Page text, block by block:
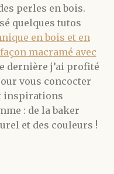
perles en bois.
quelques tutos
en bois et en
macramé avec
dernière j’ai profité
vous concocter
inspirations
: de la baker
et des couleurs !